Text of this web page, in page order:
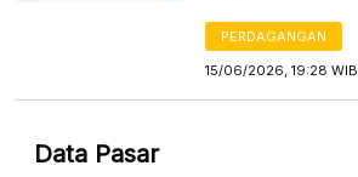
PERDAGANGAN
15/06/2026, 19:28 WIB
Data Pasar